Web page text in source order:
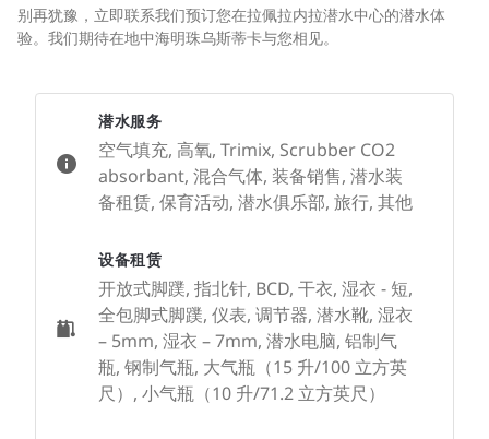
别再犹豫，立即联系我们预订您在拉佩拉内拉潜水中心的潜水体
验。我们期待在地中海明珠乌斯蒂卡与您相见。
潜水服务
空气填充, 高氧, Trimix, Scrubber CO2
absorbant, 混合气体, 装备销售, 潜水装
备租赁, 保育活动, 潜水俱乐部, 旅行, 其他
设备租赁
开放式脚蹼, 指北针, BCD, 干衣, 湿衣 - 短,
全包脚式脚蹼, 仪表, 调节器, 潜水靴, 湿衣
– 5mm, 湿衣 – 7mm, 潜水电脑, 铝制气
瓶, 钢制气瓶, 大气瓶（15 升/100 立方英
尺）, 小气瓶（10 升/71.2 立方英尺）